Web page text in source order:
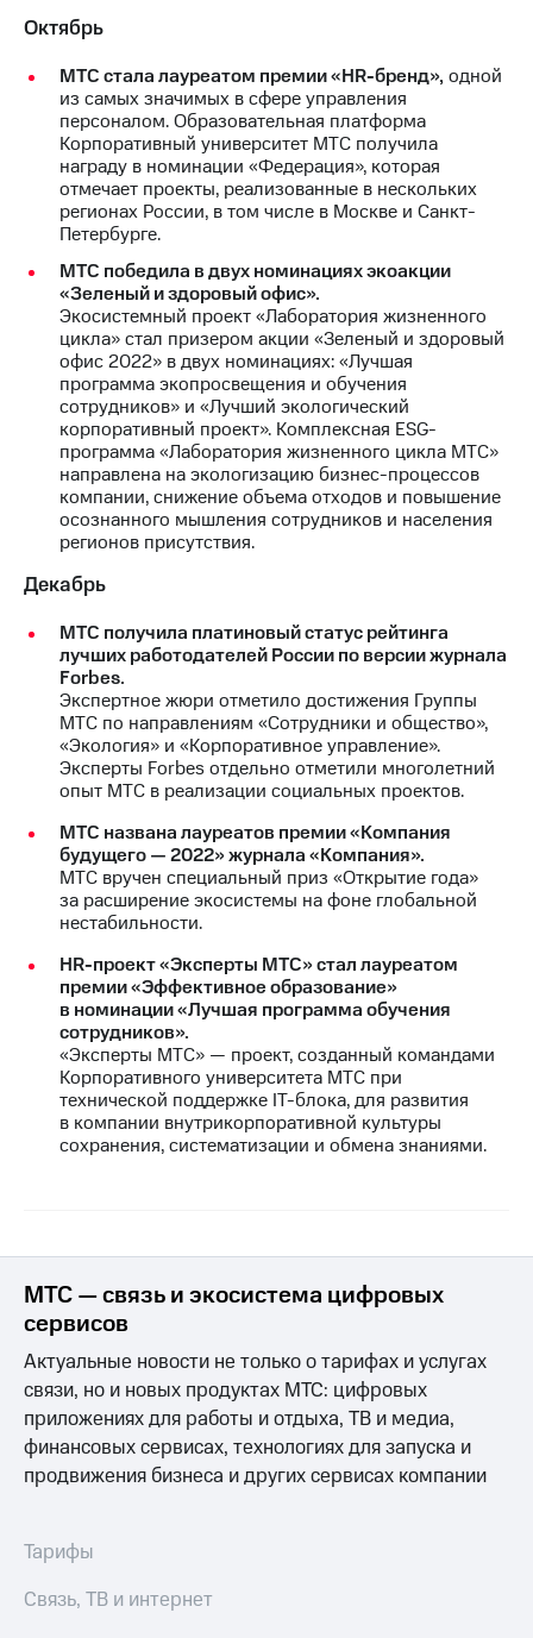
Порядок
акций
Дивиденды
Рынок
облигаций
Описание
Еврооблигации-2023
Уведомление
погашении
именных
облигаций
Другое
Регистратор
Реквизиты
Контакты
развитие
деловая этика
На главную
Октябрь
МТС стала лауреатом премии «HR-бренд»,одной
из самых значимых в сфере управления
персоналом. Образовательная платформа
Корпоративный университет МТС получила
награду в номинации «Федерация», которая
отмечает проекты, реализованные в нескольких
регионах России, в том числе в Москве и Санкт-
Петербурге.
МТС победила в двух номинациях экоакции
«Зеленый и здоровый офис».
Экосистемный проект «Лаборатория жизненного
цикла» стал призером акции «Зеленый и здоровый
офис 2022» в двух номинациях: «Лучшая
программа экопросвещения и обучения
сотрудников» и «Лучший экологический
корпоративный проект». Комплексная ESG-
программа «Лаборатория жизненного цикла МТС»
направлена на экологизацию бизнес-процессов
компании, снижение объема отходов и повышение
осознанного мышления сотрудников и населения
регионов присутствия.
Декабрь
МТС получила платиновый статус рейтинга
лучших работодателей России по версии журнала
Forbes.
Экспертное жюри отметило достижения Группы
МТС по направлениям «Сотрудники и общество»,
«Экология» и «Корпоративное управление».
Эксперты Forbes отдельно отметили многолетний
опыт МТС в реализации социальных проектов.
МТС названа лауреатов премии «Компания
будущего — 2022» журнала «Компания».
МТС вручен специальный приз «Открытие года»
за расширение экосистемы на фоне глобальной
нестабильности.
HR-проект «Эксперты МТС» стал лауреатом
премии «Эффективное образование»
в номинации «Лучшая программа обучения
сотрудников».
«Эксперты МТС» — проект, созданный командами
Корпоративного университета МТС при
технической поддержке IT-блока, для развития
в компании внутрикорпоративной культуры
сохранения, систематизации и обмена знаниями.
МТС — связь и экосистема цифровых
сервисов
Актуальные новости не только о тарифах и услугах
связи, но и новых продуктах МТС: цифровых
приложениях для работы и отдыха, ТВ и медиа,
финансовых сервисах, технологиях для запуска и
продвижения бизнеса и других сервисах компании
Тарифы
Связь, ТВ и интернет